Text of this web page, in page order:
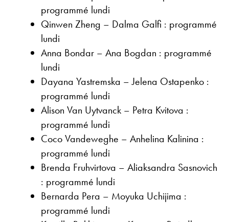
programmé lundi
Qinwen Zheng – Dalma Galfi : programmé
lundi
Anna Bondar – Ana Bogdan : programmé
lundi
Dayana Yastremska – Jelena Ostapenko :
programmé lundi
Alison Van Uytvanck – Petra Kvitova :
programmé lundi
Coco Vandeweghe – Anhelina Kalinina :
programmé lundi
Brenda Fruhvirtova – Aliaksandra Sasnovich
: programmé lundi
Bernarda Pera – Moyuka Uchijima :
programmé lundi